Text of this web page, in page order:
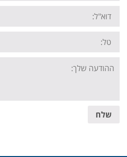
Email:
Tel:
Your
message:
שלח